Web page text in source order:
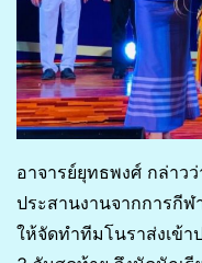
อาจารย์ยุทธพงศ์ กล่าว
ประสานงานจากการกีฬ
ให้จัดทำทีมโนราส่งเข้า